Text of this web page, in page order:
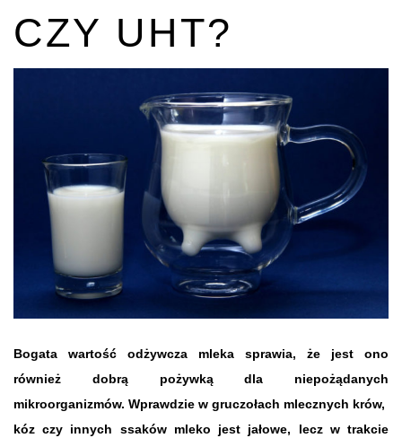
CZY UHT?
Bogata wartość odżywcza mleka sprawia, że jest ono
również dobrą pożywką dla niepożądanych
mikroorganizmów. Wprawdzie w gruczołach mlecznych krów,
kóz czy innych ssaków mleko jest jałowe, lecz w trakcie